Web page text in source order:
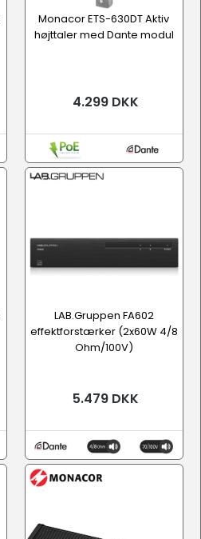
Monacor ETS-630DT Aktiv
højttaler med Dante modul
4.299 DKK
LAB.Gruppen FA602
effektforstærker (2x60W 4/8
Ohm/100V)
5.479 DKK